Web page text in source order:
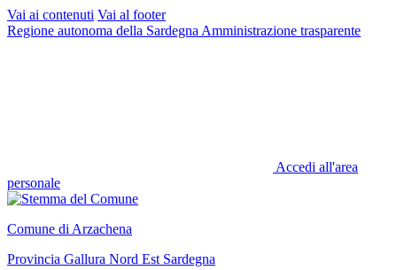
Vai ai contenuti Vai al footer
Regione autonoma della Sardegna Amministrazione trasparente
Accedi all'area
personale
Comune di Arzachena
Provincia Gallura Nord Est Sardegna